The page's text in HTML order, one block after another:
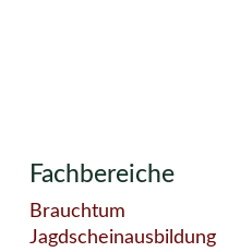
Fachbereiche
Brauchtum
Jagdscheinausbildung